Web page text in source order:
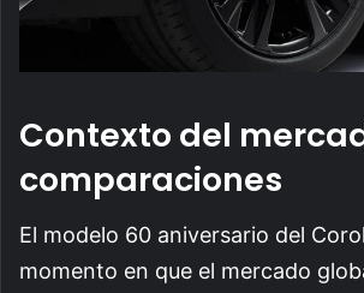
Contexto del
comparaciones
El modelo 60 aniversario del
momento en que el mercado